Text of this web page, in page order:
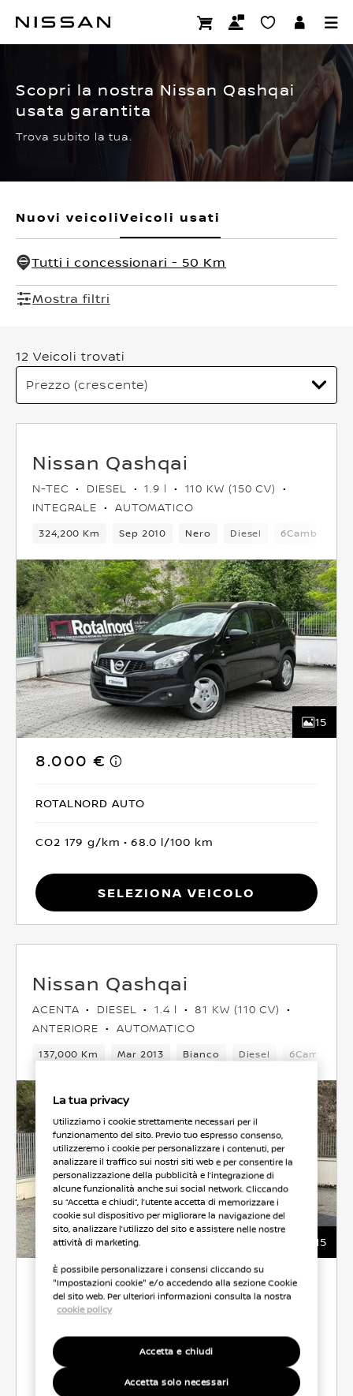
contenuti
CERTIFIED PRE
Scopri la nostra Nissan Qashqai
usata garantita
Trova subito la tua.
Nuovi veicoliVeicoli usati
Tutti i concessionari - 50 Km
Mostra filtri
12 Veicoli trovati
Nissan Qashqai
N-TEC DIESEL 1.9 l
110 KW (150 CV)
INTEGRALE
AUTOMATICO
324,200 Km Sep 2010 Nero Diesel 6Cambio
15
8.000 €
ROTALNORD AUTO
CO2 179 g/km 68.0 l/100 km
Seleziona Veicolo
Nissan Qashqai
ACENTA DIESEL 1.4 l
81 KW (110 CV)
ANTERIORE
AUTOMATICO
137,000 Km Mar 2013 Bianco Diesel 6Cambio
15
9.900 €
CO2 137 g/km
La tua privacy
Utilizziamo i cookie strettamente necessari per il
funzionamento del sito. Previo tuo espresso consenso,
utilizzeremo i cookie per personalizzare i contenuti, per
analizzare il traffico sui nostri siti web e per consentire la
personalizzazione della pubblicità e l’integrazione di
alcune funzionalità anche sui social network. Cliccando
su “Accetta e chiudi”, l’utente accetta di memorizzare i
cookie sul dispositivo per migliorare la navigazione del
sito, analizzare l’utilizzo del sito e assistere nelle nostre
attività di marketing.
È possibile personalizzare i consensi cliccando su
"Impostazioni cookie" e/o accedendo alla sezione Cookie
del sito web. Per ulteriori informazioni consulta la nostra
cookie policy
Accetta solo necessari
Accetta e chiudi